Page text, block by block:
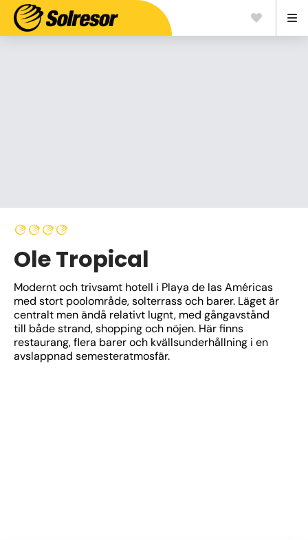
Ole Tropical
Modernt och trivsamt hotell i Playa de las Américas
med stort poolområde, solterrass och barer. Läget är
centralt men ändå relativt lugnt, med gångavstånd
till både strand, shopping och nöjen. Här finns
restaurang, flera barer och kvällsunderhållning i en
avslappnad semesteratmosfär.